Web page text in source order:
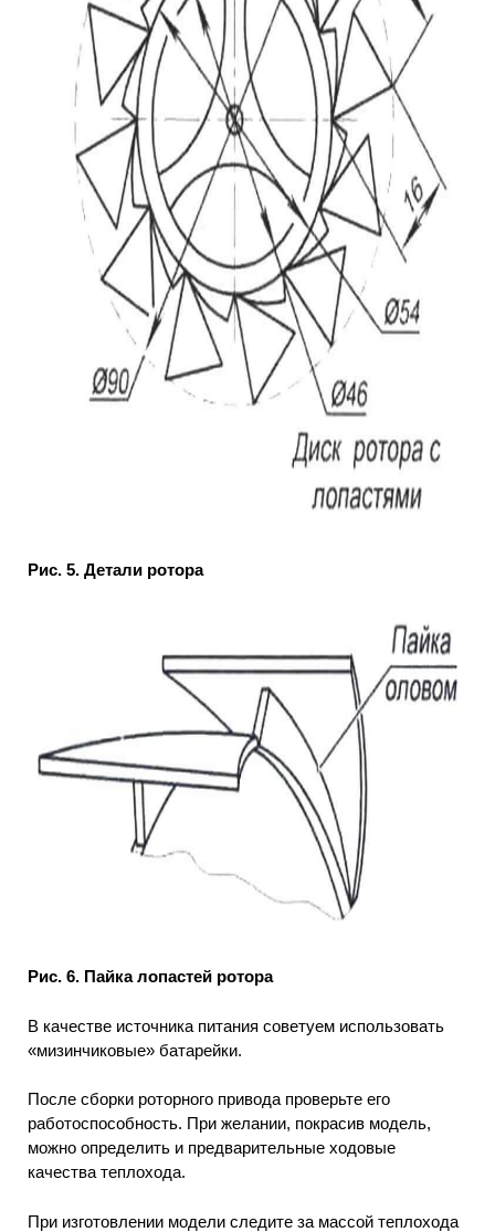
Рис. 5. Детали ротора
Рис. 6. Пайка лопастей ротора
В качестве источника питания советуем использовать
«мизинчиковые» батарейки.
После сборки роторного привода проверьте его
работоспособность. При желании, покрасив модель,
можно определить и предварительные ходовые
качества теплохода.
При изготовлении модели следите за массой теплохода